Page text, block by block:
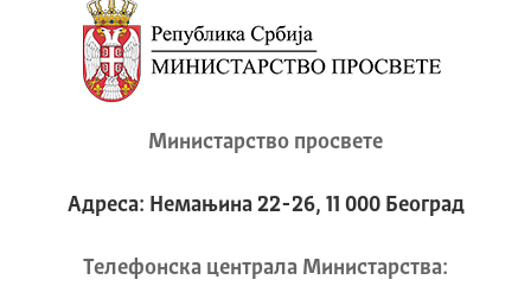
Министарство просвете
Адреса: Немањина 22-26, 11 000 Београд
Телeфонска централа Mинистарства: